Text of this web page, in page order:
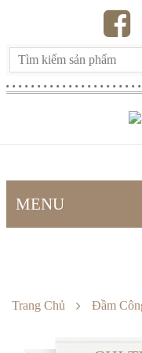
MENU
Đầm công sở
THÔNG TIN
Trang Chủ Đầm